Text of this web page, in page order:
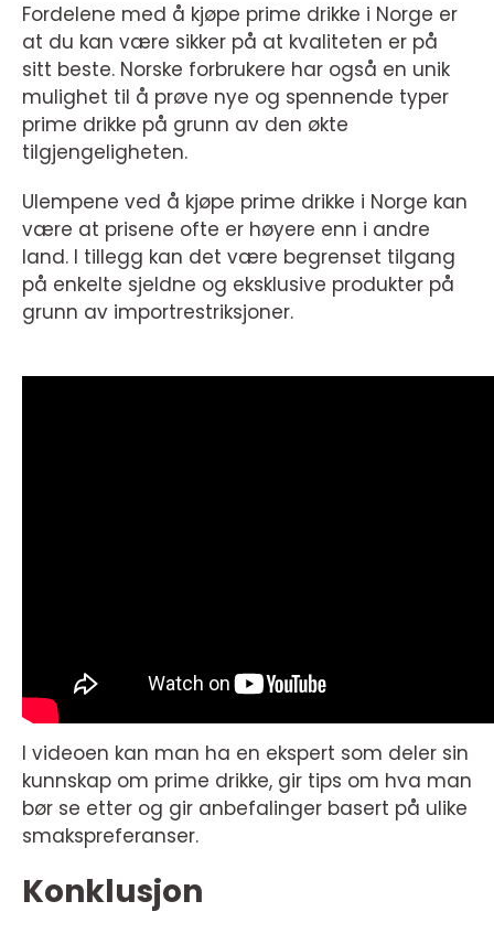
Fordelene med å kjøpe prime drikke i Norge er
at du kan være sikker på at kvaliteten er på
sitt beste. Norske forbrukere har også en unik
mulighet til å prøve nye og spennende typer
prime drikke på grunn av den økte
tilgjengeligheten.
Ulempene ved å kjøpe prime drikke i Norge kan
være at prisene ofte er høyere enn i andre
land. I tillegg kan det være begrenset tilgang
på enkelte sjeldne og eksklusive produkter på
grunn av importrestriksjoner.
I videoen kan man ha en ekspert som deler sin
kunnskap om prime drikke, gir tips om hva man
bør se etter og gir anbefalinger basert på ulike
smakspreferanser.
Konklusjon